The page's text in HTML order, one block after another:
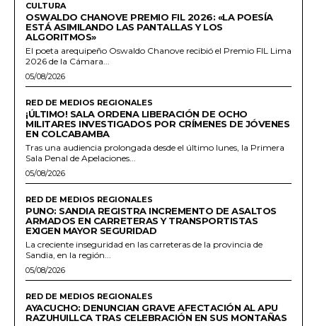
CULTURA
OSWALDO CHANOVE PREMIO FIL 2026: «LA POESÍA
ESTÁ ASIMILANDO LAS PANTALLAS Y LOS
ALGORITMOS»
El poeta arequipeño Oswaldo Chanove recibió el Premio FIL Lima
2026 de la Cámara...
05/08/2026
RED DE MEDIOS REGIONALES
¡ÚLTIMO! SALA ORDENA LIBERACIÓN DE OCHO
MILITARES INVESTIGADOS POR CRÍMENES DE JÓVENES
EN COLCABAMBA
Tras una audiencia prolongada desde el último lunes, la Primera
Sala Penal de Apelaciones...
05/08/2026
RED DE MEDIOS REGIONALES
PUNO: SANDIA REGISTRA INCREMENTO DE ASALTOS
ARMADOS EN CARRETERAS Y TRANSPORTISTAS
EXIGEN MAYOR SEGURIDAD
La creciente inseguridad en las carreteras de la provincia de
Sandia, en la región...
05/08/2026
RED DE MEDIOS REGIONALES
AYACUCHO: DENUNCIAN GRAVE AFECTACIÓN AL APU
RAZUHUILLCA TRAS CELEBRACIÓN EN SUS MONTAÑAS